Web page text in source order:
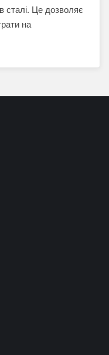
сталі. Це дозволяє
на